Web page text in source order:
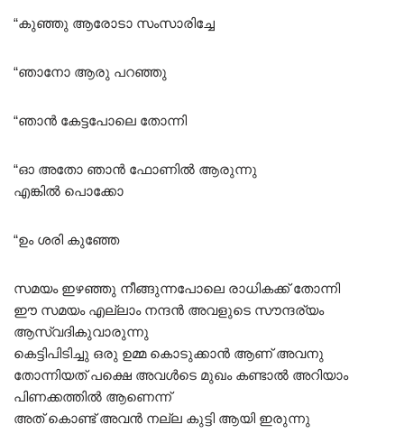
“കുഞ്ഞു ആരോടാ സംസാരിച്ചേ
“ഞാനോ ആരു പറഞ്ഞു
“ഞാൻ കേട്ടപോലെ തോന്നി
“ഓ അതോ ഞാൻ ഫോണിൽ ആരുന്നു
എങ്കിൽ പൊക്കോ
“ഉം ശരി കുഞ്ഞേ
സമയം ഇഴഞ്ഞു നീങ്ങുന്നപോലെ രാധികക്ക് തോന്നി
ഈ സമയം എല്ലാം നന്ദൻ അവളുടെ സൗന്ദര്യം
ആസ്വദികുവാരുന്നു
കെട്ടിപിടിച്ചു ഒരു ഉമ്മ കൊടുക്കാൻ ആണ് അവനു
തോന്നിയത് പക്ഷെ അവൾടെ മുഖം കണ്ടാൽ അറിയാം
പിണക്കത്തിൽ ആണെന്ന്
അത് കൊണ്ട് അവൻ നല്ല കുട്ടി ആയി ഇരുന്നു